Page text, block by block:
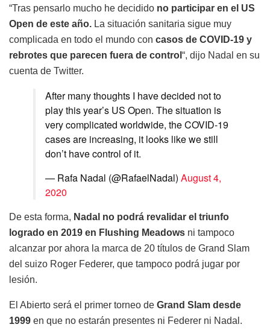
“Tras pensarlo mucho he decidido no participar en el US
Open de este año. La situación sanitaria sigue muy
complicada en todo el mundo con casos de COVID-19 y
rebrotes que parecen fuera de control “, dijo Nadal en su
cuenta de Twitter.
After many thoughts I have decided not to
play this year’s US Open. The situation is
very complicated worldwide, the COVID-19
cases are increasing, it looks like we still
don’t have control of it.
— Rafa Nadal (@RafaelNadal) August 4,
2020
De esta forma, Nadal no podrá revalidar el triunfo
logrado en 2019 en Flushing Meadows ni tampoco
alcanzar por ahora la marca de 20 títulos de Grand Slam
del suizo Roger Federer, que tampoco podrá jugar por
lesión.
El Abierto será el primer torneo de Grand Slam desde
1999 en que no estarán presentes ni Federer ni Nadal.